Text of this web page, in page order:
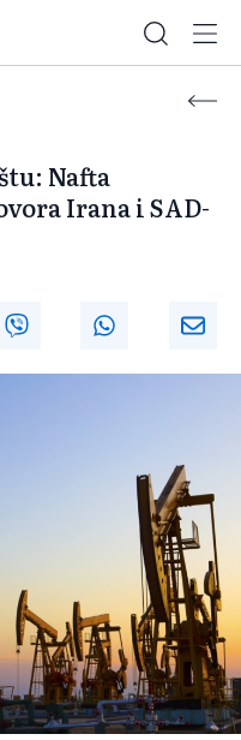
Nafta
Irana i SAD-